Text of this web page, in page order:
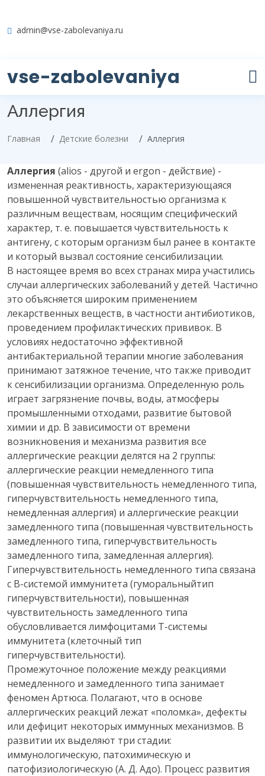
admin@vse-zabolevaniya.ru
vse-zabolevaniya
Аллергия
Главная Детские болезни Аллергия
Аллергия (alios - другой и ergon - действие) -
измененная реактивность, характеризующаяся
повышенной чувствительностью организма к
различным веществам, носящим специфический
характер, т. е. повышается чувствительность к
антигену, с которым организм был ранее в контакте
и который вызвал состояние сенсибилизации.
В настоящее время во всех странах мира участились
случаи аллергических заболеваний у детей. Частично
это объясняется широким применением
лекарственных веществ, в частности антибиотиков,
проведением профилактических прививок. В
условиях недостаточно эффективной
антибактериальной терапии многие заболевания
принимают затяжное течение, что также приводит
к сенсибилизации организма. Определенную роль
играет загрязнение почвы, воды, атмосферы
промышленными отходами, развитие бытовой
химии и др. В зависимости от времени
возникновения и механизма развития все
аллергические реакции делятся на 2 группы:
аллергические реакции немедленного типа
(повышенная чувствительность немедленного типа,
гиперчувствительность немедленного типа,
немедленная аллергия) и аллергические реакции
замедленного типа (повышенная чувствительность
замедленного типа, гиперчувствительность
замедленного типа, замедленная аллергия).
Гиперчувствительность немедленного типа связана
с В-системой иммунитета (гуморальныйтип
гиперчувствительности), повышенная
чувствительность замедленного типа
обусловливается лимфоцитами Т-системы
иммунитета (клеточный тип
гиперчувствительности).
Промежуточное положение между реакциями
немедленного и замедленного типа занимает
феномен Артюса. Полагают, что в основе
аллергических реакций лежат «поломка», дефекты
или дефицит некоторых иммунных механизмов. В
развитии их выделяют три стадии:
иммунологическую, патохимическую и
патофизиологическую (А. Д. Адо). Процесс развития